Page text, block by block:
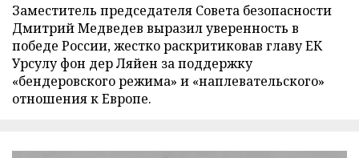
Заместитель председателя Совета безопасности
Дмитрий Медведев выразил уверенность в
победе России, жестко раскритиковав главу ЕК
Урсулу фон дер Ляйен за поддержку
«бендеровского режима» и «наплевательского»
отношения к Европе.